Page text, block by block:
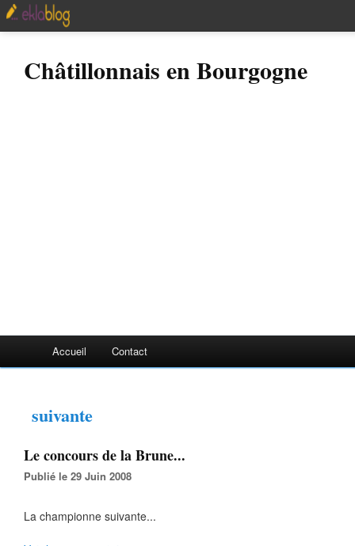
Châtillonnais en Bourgogne
Accueil Contact
suivante
Le concours de la Brune...
Publié le 29 Juin 2008
La championne suivante...